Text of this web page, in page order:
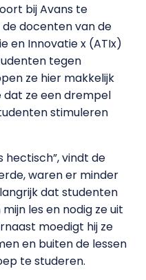
bij Avans te
docenten van de
en Innovatie x (ATIx)
tegen
ze hier makkelijk
dat ze een drempel
stimuleren
hectisch”, vindt de
waren er minder
dat studenten
les en nodig ze uit
moedigt hij ze
en buiten de lessen
te studeren.